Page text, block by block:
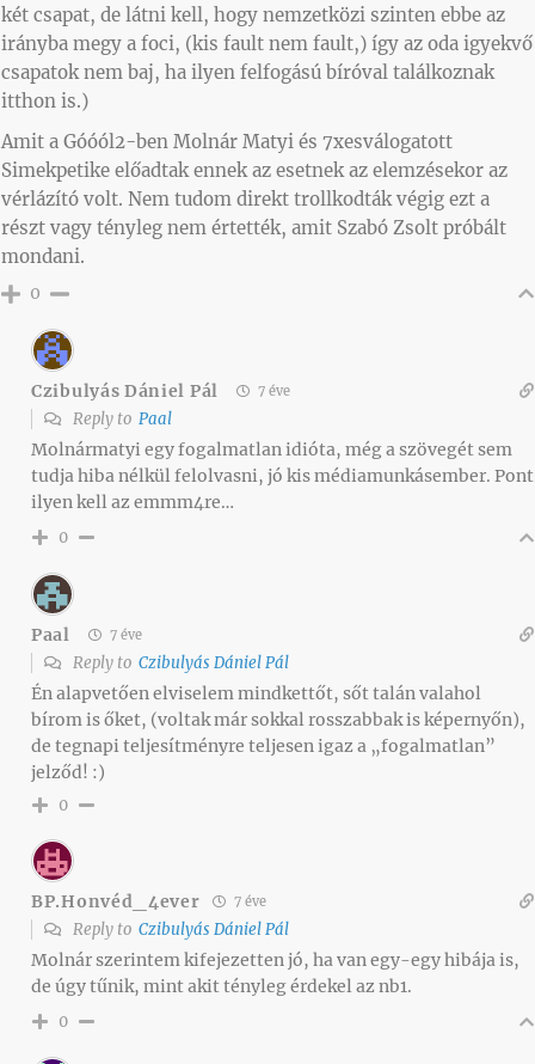
két csapat, de látni kell, hogy nemzetközi szinten ebbe az
irányba megy a foci, (kis fault nem fault,) így az oda igyekvő
csapatok nem baj, ha ilyen felfogású bíróval találkoznak
itthon is.)
Amit a Góóól2-ben Molnár Matyi és 7xesválogatott
Simekpetike előadtak ennek az esetnek az elemzésekor az
vérlázító volt. Nem tudom direkt trollkodták végig ezt a
részt vagy tényleg nem értették, amit Szabó Zsolt próbált
mondani.
0
Czibulyás Dániel Pál 7 éve
Reply to Paal
Molnármatyi egy fogalmatlan idióta, még a szövegét sem
tudja hiba nélkül felolvasni, jó kis médiamunkásember. Pont
ilyen kell az emmm4re…
0
Paal 7 éve
Reply to Czibulyás Dániel Pál
Én alapvetően elviselem mindkettőt, sőt talán valahol
bírom is őket, (voltak már sokkal rosszabbak is képernyőn),
de tegnapi teljesítményre teljesen igaz a „fogalmatlan”
jelződ! :)
0
BP.Honvéd_4ever 7 éve
Reply to Czibulyás Dániel Pál
Molnár szerintem kifejezetten jó, ha van egy-egy hibája is,
de úgy tűnik, mint akit tényleg érdekel az nb1.
0